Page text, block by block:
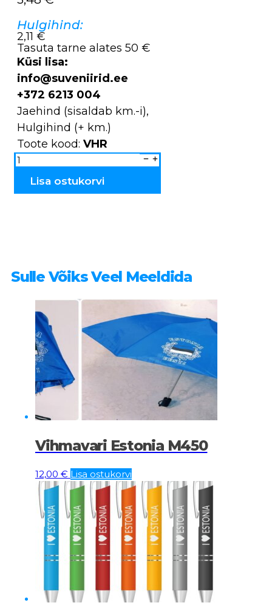
Hulgihind:
2,11 €
Tasuta tarne alates 50 €
Küsi lisa:
info@suveniirid.ee
+372 6213 004
Jaehind (sisaldab km.-i),
Hulgihind (+ km.)
Toote kood: VHR
Võtmehoidjad
ANNELI
rahvuslik
Lisa ostukorvi
Sulle Võiks Veel Meeldida
Vihmavari Estonia M450
12,00 € Lisa ostukorvi